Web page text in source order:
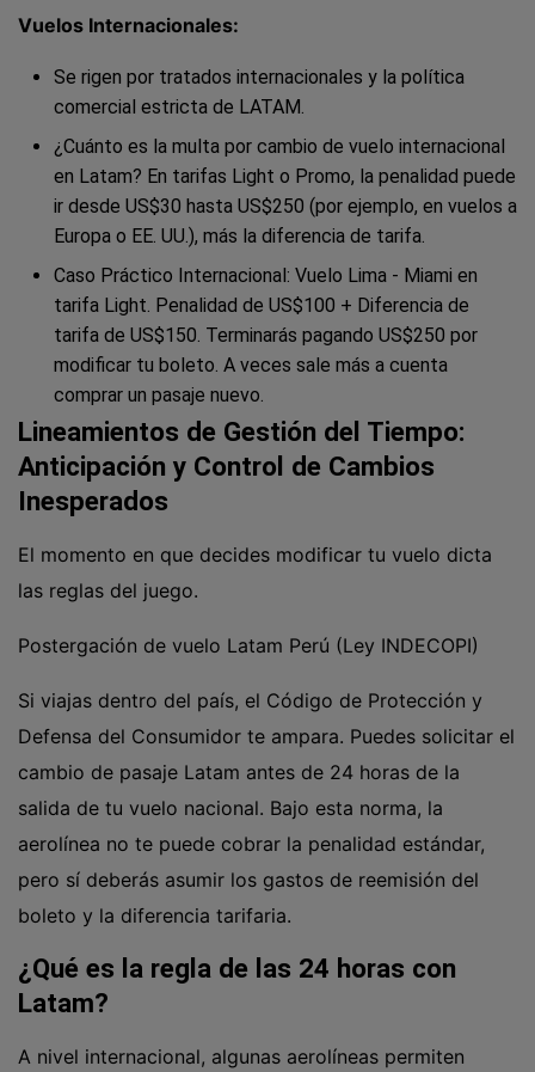
Vuelos Internacionales:
Se rigen por tratados internacionales y la política
comercial estricta de LATAM.
¿Cuánto es la multa por cambio de vuelo internacional
en Latam? En tarifas Light o Promo, la penalidad puede
ir desde US$30 hasta US$250 (por ejemplo, en vuelos a
Europa o EE. UU.), más la diferencia de tarifa.
Caso Práctico Internacional: Vuelo Lima - Miami en
tarifa Light. Penalidad de US$100 + Diferencia de
tarifa de US$150. Terminarás pagando US$250 por
modificar tu boleto. A veces sale más a cuenta
comprar un pasaje nuevo.
Lineamientos de Gestión del Tiempo:
Anticipación y Control de Cambios
Inesperados
El momento en que decides modificar tu vuelo dicta
las reglas del juego.
Postergación de vuelo Latam Perú (Ley INDECOPI)
Si viajas dentro del país, el Código de Protección y
Defensa del Consumidor te ampara. Puedes solicitar el
cambio de pasaje Latam antes de 24 horas de la
salida de tu vuelo nacional. Bajo esta norma, la
aerolínea no te puede cobrar la penalidad estándar,
pero sí deberás asumir los gastos de reemisión del
boleto y la diferencia tarifaria.
¿Qué es la regla de las 24 horas con
Latam?
A nivel internacional, algunas aerolíneas permiten